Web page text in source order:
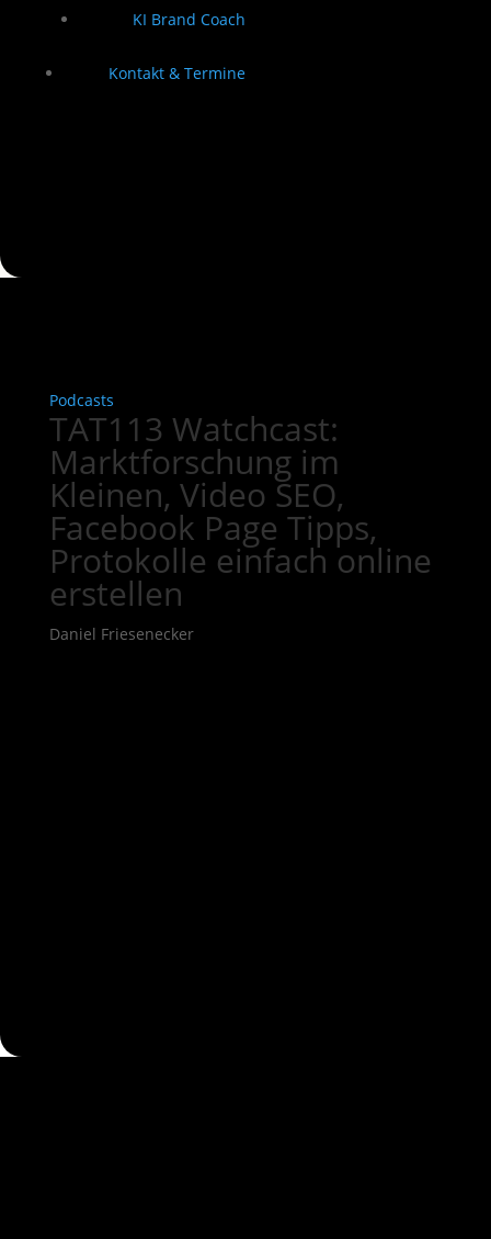
KI Brand Coach
Kontakt & Termine
Podcasts
TAT113 Watchcast:
Marktforschung im
Kleinen, Video SEO,
Facebook Page Tipps,
Protokolle einfach online
erstellen
Daniel Friesenecker